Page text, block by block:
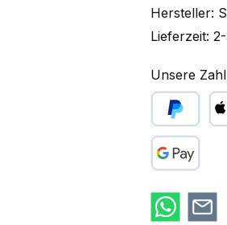
Hersteller:
Lieferzeit:
Unsere
PayPal